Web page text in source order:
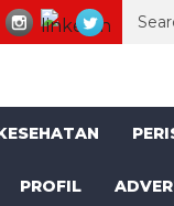
Mahasiswa Baru
PROFIL